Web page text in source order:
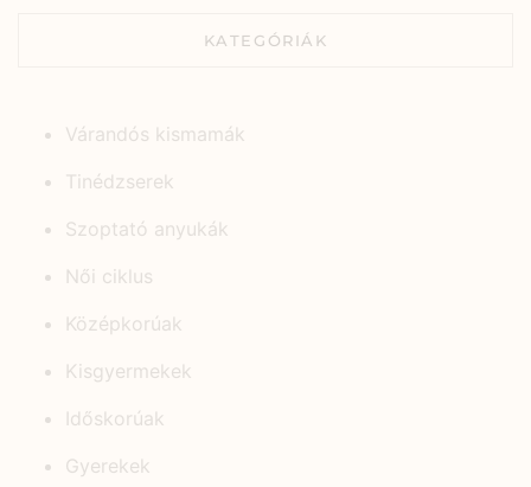
KATEGÓRIÁK
Várandós kismamák
Tinédzserek
Szoptató anyukák
Női ciklus
Középkorúak
Kisgyermekek
Időskorúak
Gyerekek